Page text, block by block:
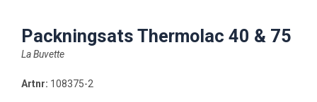
Packningsats Thermolac 40 & 75
La Buvette
Artnr: 108375-2